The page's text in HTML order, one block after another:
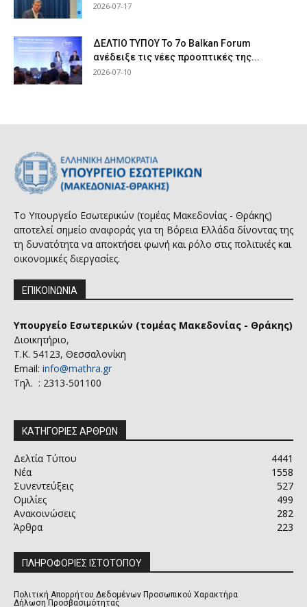
2026-07-17
ΔΕΛΤΙΟ ΤΥΠΟΥ Το 7ο Balkan Forum
ανέδειξε τις νέες προοπτικές της...
2026-07-10
Το Υπουργείο Εσωτερικών (τομέας Μακεδονίας - Θράκης)
αποτελεί σημείο αναφοράς για τη Βόρεια Ελλάδα δίνοντας της
τη δυνατότητα να αποκτήσει φωνή και ρόλο στις πολιτικές και
οικονομικές διεργασίες.
ΕΠΙΚΟΙΝΩΝΙΑ
Υπουργείο Εσωτερικών (τομέας Μακεδονίας - Θράκης)
Διοικητήριο,
Τ.Κ. 54123, Θεσσαλονίκη
Email: info@mathra.gr
Τηλ. : 2313-501100
ΚΑΤΗΓΟΡΙΕΣ ΑΡΘΡΩΝ
Δελτία Τύπου
4441
Νέα
1558
Συνεντεύξεις
527
Ομιλίες
499
Ανακοινώσεις
282
Άρθρα
223
ΠΛΗΡΟΦΟΡΙΕΣ ΙΣΤΟΤΟΠΟΥ
Πολιτική Απορρήτου Δεδομένων Προσωπικού Χαρακτήρα
Δήλωση Προσβασιμότητας